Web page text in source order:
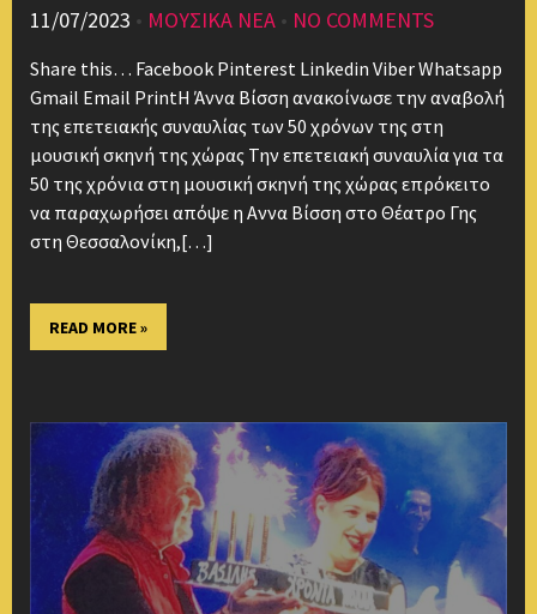
11/07/2023 • ΜΟΥΣΙΚΑ ΝΕΑ • NO COMMENTS
Share this… Facebook Pinterest Linkedin Viber Whatsapp
Gmail Email PrintΗ Άννα Βίσση ανακοίνωσε την αναβολή
της επετειακής συναυλίας των 50 χρόνων της στη
μουσική σκηνή της χώρας Την επετειακή συναυλία για τα
50 της χρόνια στη μουσική σκηνή της χώρας επρόκειτο
να παραχωρήσει απόψε η Αννα Βίσση στο Θέατρο Γης
στη Θεσσαλονίκη,[…]
READ MORE »